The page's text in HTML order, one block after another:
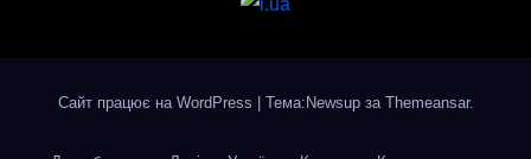
Сайт працює на WordPress Тема:Newsup за Themeansar.